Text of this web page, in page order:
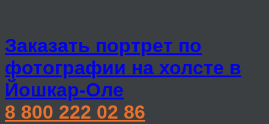
Заказать портрет по
фотографии на холсте в
Йошкар-Оле
8 800 222 02 86